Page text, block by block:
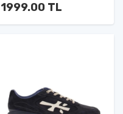
1999.00 TL